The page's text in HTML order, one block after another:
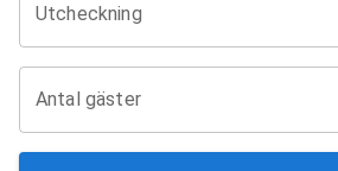
Utcheckning
Antal gäster